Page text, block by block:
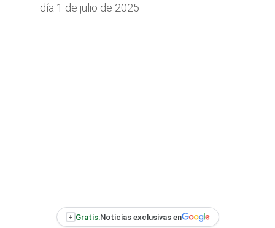
día 1 de julio de 2025
+ Gratis:Noticias exclusivas en